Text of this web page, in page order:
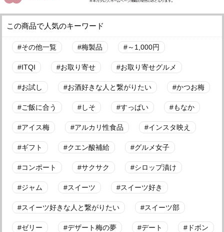
この商品で人気のキーワード
その他一覧 梅製品 ～1,000円
ITQI お取り寄せ お取り寄せグルメ
お試し お酒好きな人と繋がりたい かつお梅
ご飯に合う しそ すっぱい もなか
アイス梅 アルカリ性食品 インスタ映え
ギフト クエン酸補給 グルメ女子
コンポート サクサク シロップ漬け
ジャム スイーツ スイーツ好き
スイーツ好きな人と繋がりたい スイーツ部
ゼリー デザート梅の夢 デート ドボン